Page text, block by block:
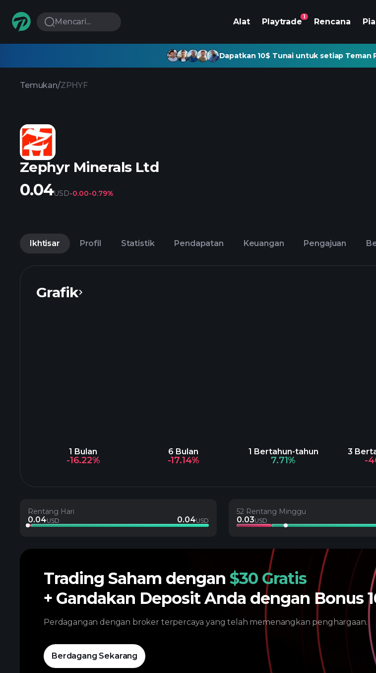
Mencari... Alat Playtrade
1
Rencana
Dapatkan 10$ Tunai untuk setiap Teman
Temukan/ZPHYF
Zephyr Minerals Ltd
0.04USD-0.00-0.79%
Ikhtisar Profil Statistik Pendapatan Keuangan Pengajuan
Grafik
1 Bulan
-16.22%
6 Bulan
-17.14%
1 Bertahun-tahun
7.71%
3
-
Rentang Hari
0.04USD 0.04USD
52 Rentang Minggu
0.03USD
Trading Saham dengan $30 Gratis
+ Gandakan Deposit Anda dengan Bonus
Perdagangan dengan broker terpercaya yang telah memenangkan penghargaan.
Berdagang Sekarang